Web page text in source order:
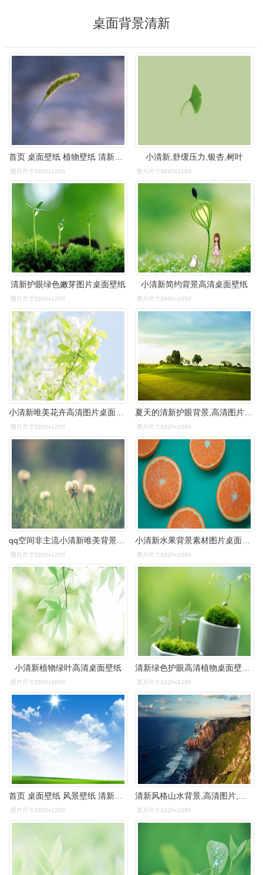
桌面背景清新
图片尺寸1920x1200
小清新,舒缓压力,银杏,树叶
图片尺寸3840x2160
清新护眼绿色嫩芽图片桌面壁纸
图片尺寸1920x1200
小清新简约背景高清桌面壁纸
图片尺寸1680x1050
图片尺寸1920x1200 图片尺寸1920x1080
图片尺寸1920x1200 图片尺寸1920x1080
小清新植物绿叶高清桌面壁纸
图片尺寸2880x1800
清新绿色护眼高清植物桌面壁纸下载
图片尺寸1920x1200
图片尺寸1920x1200 图片尺寸1920x1080